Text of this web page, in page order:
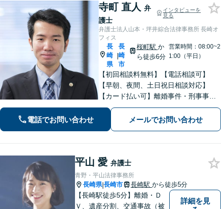
寺町 直人 弁
護士
インタビューを
見る
弁護士法人山本・坪井綜合法律事務所 長崎オ
フィス
長
崎
県
|
長
崎
市
桜町駅 か
ら徒歩6分
営業時間：08:00~2
1:00（平日）
【初回相談料無料】【電話相談可】
【早朝、夜間、土日祝日相談対応】
【カード払い可】離婚事件・刑事事
件・交通事故の専門弁護士があなたの
お悩みを解決いたします。一人で悩ま
ずに新たな一歩をわたしたちと。
電話でお問い合わせ メールでお問い合わせ
平山 愛 弁護士
青野・平山法律事務所
長崎県|長崎市 長崎駅 から徒歩5分
【長崎駅徒歩5分】離婚・Ｄ
Ｖ、遺産分割、交通事故（被
詳細を見